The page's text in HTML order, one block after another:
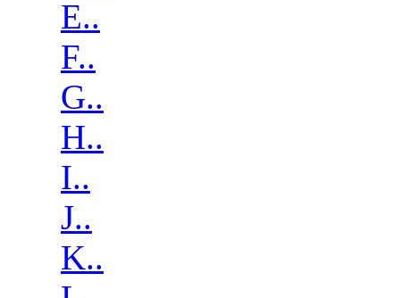
E..
F..
G..
H..
I..
J..
K..